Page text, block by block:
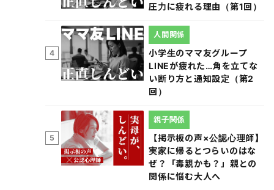
圧力に疲れる理由（第1回）
4
小学生のママ友グループ
LINEが疲れた…角を立てな
い断り方と通知設定（第2
回）
人間関係
5
【掲示板の声×公認心理師】
実家に帰るとつらいのはな
ぜ？「毒親かも？」親との
関係に悩む大人へ
親子関係